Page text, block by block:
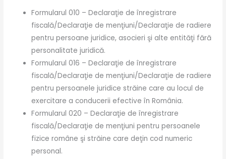
Formularul 010 – Declaraţie de înregistrare
fiscală/Declaraţie de menţiuni/Declaraţie de radiere
pentru persoane juridice, asocieri şi alte entităţi fără
personalitate juridică.
Formularul 016 – Declaraţie de înregistrare
fiscală/Declaraţie de menţiuni/Declaraţie de radiere
pentru persoanele juridice străine care au locul de
exercitare a conducerii efective în România.
Formularul 020 – Declaraţie de înregistrare
fiscală/Declaraţie de menţiuni pentru persoanele
fizice române şi străine care deţin cod numeric
personal.